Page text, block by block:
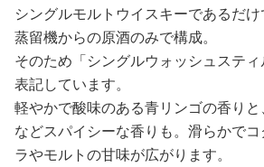
シングルモルトウイスキーであるだ
蒸留機からの原酒のみで構成。
そのため「シングルウォッシュステ
表記しています。
軽やかで酸味のある青リンゴの香り
などスパイシーな香りも。滑らかで
ラやモルトの甘味が広がります。